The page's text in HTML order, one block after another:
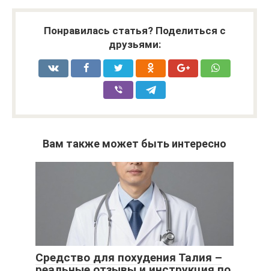
Понравилась статья? Поделиться с
друзьями:
Вам также может быть интересно
Средство для похудения Талия –